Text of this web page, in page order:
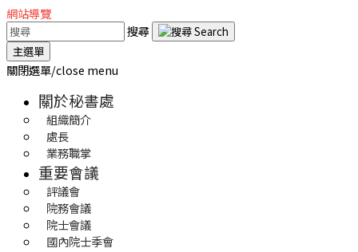
網站導覽
搜尋
主選單
關閉選單/close menu
關於秘書處
組織簡介
處長
業務職掌
重要會議
評議會
院務會議
院士會議
國內院士季會